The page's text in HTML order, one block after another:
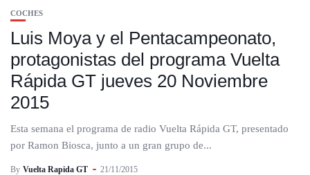
COCHES
Luis Moya y el Pentacampeonato,
protagonistas del programa Vuelta
Rápida GT jueves 20 Noviembre
2015
Esta semana el programa de radio Vuelta Rápida GT, presentado
por Ramon Biosca, junto a un gran grupo de...
By Vuelta Rapida GT 21/11/2015